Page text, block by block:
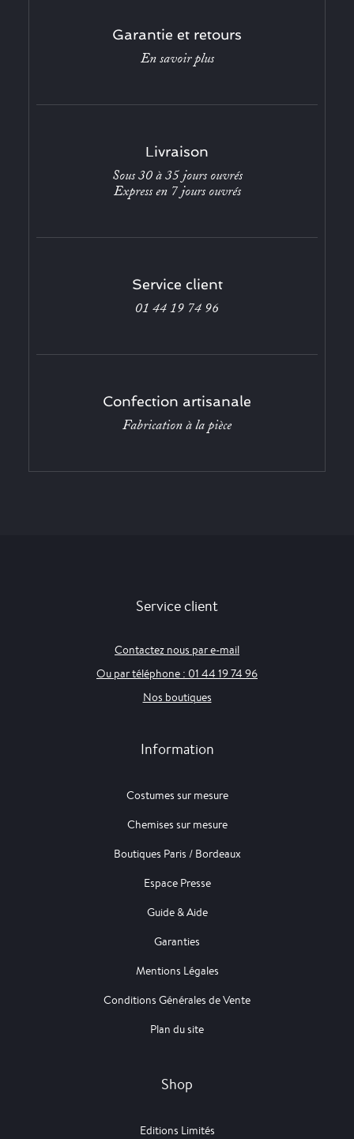
Garantie et retours
En savoir plus
Livraison
Sous 30 à 35 jours ouvrés
Express en 7 jours ouvrés
Service client
01 44 19 74 96
Confection artisanale
Fabrication à la pièce
Service client
Contactez nous par e-mail
Ou par téléphone : 01 44 19 74 96
Nos boutiques
Information
Costumes sur mesure
Chemises sur mesure
Boutiques Paris / Bordeaux
Espace Presse
Guide & Aide
Garanties
Mentions Légales
Conditions Générales de Vente
Plan du site
Shop
Editions Limités